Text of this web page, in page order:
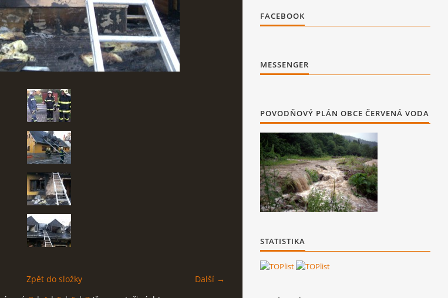
Další →
Zpět do složky
FACEBOOK
MESSENGER
POVODŇOVÝ PLÁN OBCE ČERVENÁ VODA
STATISTIKA